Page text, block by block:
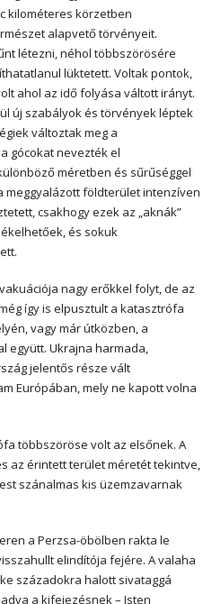
kilométeres körzetben
alapvető törvényeit.
létezni, néhol többszörösére
lüktetett. Voltak pontok,
ahol az idő folyása váltott irányt.
új szabályok és törvények léptek
változtak meg a
gócokat nevezték el
méretben és sűrűséggel
meggyalázott földterület intenzíven
csakhogy ezek az „aknák”
és sokuk
nagy erőkkel folyt, de az
így is elpusztult a katasztrófa
vagy már útközben, a
együtt. Ukrajna harmada,
jelentős része vált
Európában, mely ne kapott volna
többszöröse volt az elsőnek. A
az érintett terület méretét tekintve,
szánalmas kis üzemzavarnak
a Perzsa-öbölben rakta le
elindítója fejére. A valaha
századokra halott sivataggá
a kifejezésnek – Isten